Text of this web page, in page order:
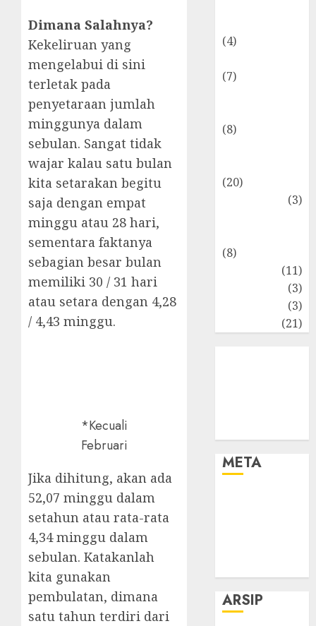
Dimana Salahnya?
Kekeliruan yang
mengelabui di sini
terletak pada
penyetaraan jumlah
minggunya dalam
sebulan. Sangat tidak
wajar kalau satu bulan
kita setarakan begitu
saja dengan empat
minggu atau 28 hari,
sementara faktanya
sebagian besar bulan
memiliki 30 / 31 hari
atau setara dengan 4,28
/ 4,43 minggu.
*Kecuali
Februari
Jika dihitung, akan ada
52,07 minggu dalam
setahun atau rata-rata
4,34 minggu dalam
sebulan. Katakanlah
kita gunakan
pembulatan, dimana
satu tahun terdiri dari
(4)
(7)
(8)
(20)
(3)
(8)
(11)
(3)
(3)
(21)
META
ARSIP